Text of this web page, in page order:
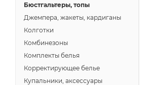
Бюстгальтеры, топы
Джемпера, жакеты, кардиганы
Колготки
Комбинезоны
Комплекты белья
Корректирующее белье
Купальники, аксессуары